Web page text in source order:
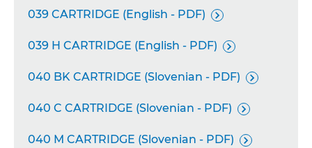
039 CARTRIDGE (English - PDF) 
039 H CARTRIDGE (English - PDF) 
040 BK CARTRIDGE (Slovenian - PDF) 
040 C CARTRIDGE (Slovenian - PDF) 
040 M CARTRIDGE (Slovenian - PDF) 